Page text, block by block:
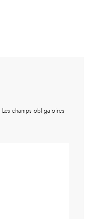
Les champs obligatoires